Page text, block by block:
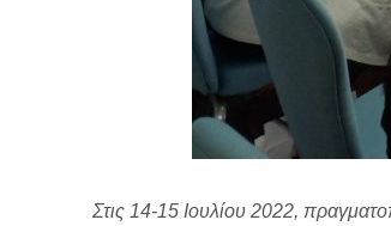
Στις 14-15 Ιουλίου 2022,